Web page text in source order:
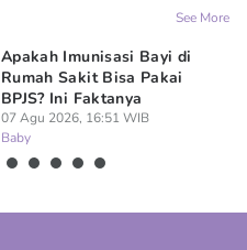
See More
Apakah Imunisasi Bayi di
Rumah Sakit Bisa Pakai
BPJS? Ini Faktanya
07 Agu 2026, 16:51 WIB
Baby